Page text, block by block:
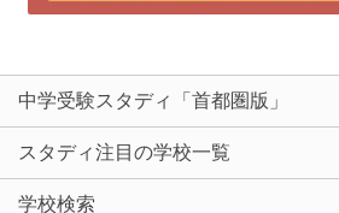
中学受験スタディ「首都圏版」
スタディ注目の学校一覧
学校検索